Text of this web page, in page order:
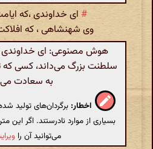
# ای خداوندی ،که
وی شهنشاهی ، که
هوش مصنوعی: ای خداوندی
سلطنت بزرگ می‌داند، کسی که
به سعادت
اخطار: برگردان‌های تولید
بسیاری از موارد نادرستند. اگر
می‌توانید آن را